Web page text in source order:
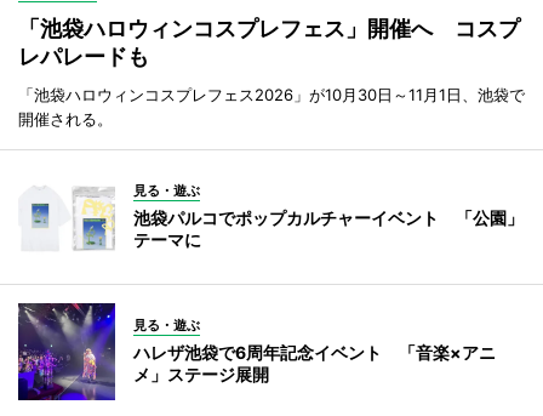
「池袋ハロウィンコスプレフェス」開催へ コスプ
レパレードも
「池袋ハロウィンコスプレフェス2026」が10月30日～11月1日、池袋で
開催される。
見る・遊ぶ
池袋パルコでポップカルチャーイベント 「公園」
テーマに
見る・遊ぶ
ハレザ池袋で6周年記念イベント 「音楽×アニ
メ」ステージ展開